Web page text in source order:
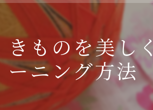
ものを美し
ーニング方法